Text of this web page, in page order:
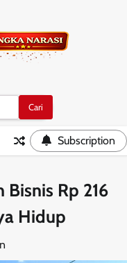
Subscription
Bisnis Rp 216
Hidup